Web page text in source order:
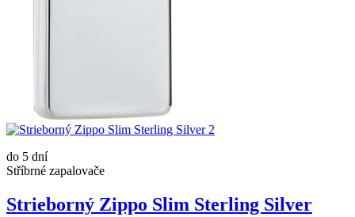
do 5 dní
Stříbrné zapalovače
Strieborný Zippo Slim Sterling Silver